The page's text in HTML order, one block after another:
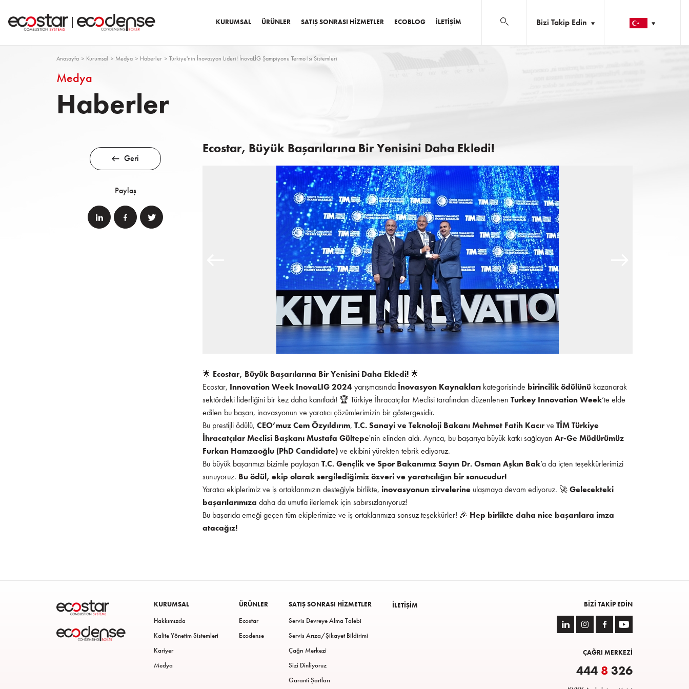
KURUMSAL ÜRÜNLER SATIŞ SONRASI HIZMETLER ECOBLOG İLETIŞIM Bizi Takip Edin
Anasayfa Kurumsal Medya Haberler Türkiye'nin İnovasyon Lideri! İnovaLİG Şampiyonu Termo Isı Sistemleri
Medya
Haberler
Geri
Paylaş
Ecostar, Büyük Başarılarına Bir Yenisini Daha Ekledi!
🌟 Ecostar, Büyük Başarılarına Bir Yenisini Daha Ekledi!🌟
Ecostar, Innovation Week InovaLIG 2024yarışmasında İnovasyon Kaynakları kategorisinde birincilik ödülünü kazanarak
sektördeki liderliğini bir kez daha kanıtladı! 🏆 Türkiye İhracatçılar Meclisi tarafından düzenlenen Turkey Innovation Week’te elde
edilen bu başarı, inovasyonun ve yaratıcı çözümlerimizin bir göstergesidir.
Bu prestijli ödülü, CEO’muz Cem Özyıldırım, T.C. Sanayi ve Teknoloji Bakanı Mehmet Fatih Kacırve TİM Türkiye
İhracatçılar Meclisi Başkanı Mustafa Gültepe'nin elinden aldı. Ayrıca, bu başarıya büyük katkı sağlayan Ar-Ge Müdürümüz
Furkan Hamzaoğlu (PhD Candidate)ve ekibini yürekten tebrik ediyoruz.
Bu büyük başarımızı bizimle paylaşan T.C. Gençlik ve Spor Bakanımız Sayın Dr. Osman Aşkın Bak’a da içten teşekkürlerimizi
sunuyoruz. Bu ödül, ekip olarak sergilediğimiz özveri ve yaratıcılığın bir sonucudur!
Yaratıcı ekiplerimiz ve iş ortaklarımızın desteğiyle birlikte, inovasyonun zirvelerine ulaşmaya devam ediyoruz. 🚀Gelecekteki
başarılarımıza daha da umutla ilerlemek için sabırsızlanıyoruz!
Bu başarıda emeği geçen tüm ekiplerimize ve iş ortaklarımıza sonsuz teşekkürler! 🎉 Hep birlikte daha nice başarılara imza
atacağız!
KURUMSAL
Hakkımızda
Kalite Yönetim Sistemleri
Kariyer
Medya
ÜRÜNLER
Ecostar
Ecodense
SATIŞ SONRASI HIZMETLER
Servis Devreye Alma Talebi
Servis Arıza/Şikayet Bildirimi
Çağrı Merkezi
Sizi Dinliyoruz
Garanti Şartları
İLETIŞIM BIZI TAKIP EDIN
ÇAĞRI MERKEZİ
444 8326